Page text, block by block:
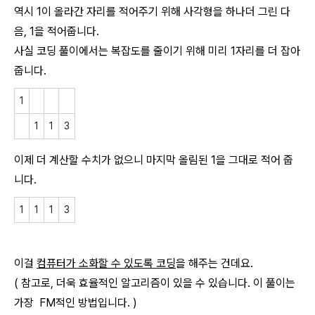
역시 1이 올라간 자리를 적어주기 위해 사각형을 하나더 그린 다
음, 1을 적어줍니다.
사실 코딩 풀이에서는 복잡도를 줄이기 위해 미리 1자리를 더 잡아
줍니다.
1
1 1 3
이제 더 계산할 수치가 없으니 마지막 올림된 1을 그대로 적어 줍
니다.
1 1 1 3
이걸 컴퓨터가 소화할 수 있도록 코딩을 해주는 건데요.
( 참고로, 더욱 효율적인 알고리즘이 있을 수 있습니다. 이 풀이는
가장 FM적인 방법입니다. )